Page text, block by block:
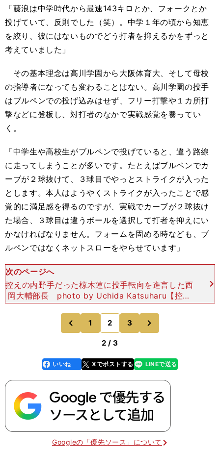
「藤浪は中学時代から最速143キロとか、フォークとか
投げていて、反則でした（笑）。中学１年の頃から知恵
を絞り、彼にはないものでどう打者を抑えるかをずっと
考えていました」
その基本理念は高川学園から大阪体育大、そして母校
の指導者になっても変わることはない。高川学園の投手
はブルペンでの投げ込みはせず、フリー打撃や１カ所打
撃などに登板し、対打者のなかで実戦感覚を養ってい
く。
「中学生や高校生がブルペンで投げていると、違う路線
に走ってしまうことが多いです。たとえばブルペンでカ
ーブが２球抜けて、３球目でやっとストライクが入った
とします。本人はようやくストライクが入ったことで感
覚的に満足感を得るのですが、実戦でカーブが２球抜け
た場合、３球目は違うボールを選択して打者を抑えにい
かなければなりません。フォームを固める時なども、ブ
ルペンではなくネットスローをやらせています」
次のページへ
控えの内野手だった椋木蓮に投手転向を進言した西
岡大輔部長 photo by Uchida Katsuharu【控え
の内野手だった椋木蓮】 選手の適材適所を見極め
たうえで、次のステージへと送り出すの
前
のページへ
1 2 3
2 / 3
faceboo
k
いいね Xでポストする
line LINEで送る
Googleの「優先ソース」について